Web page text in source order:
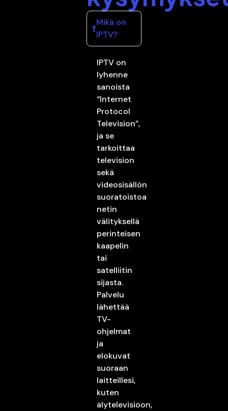
Mikä on
IPTV?
IPTV on
lyhenne
sanoista
“Internet
Protocol
Television”,
ja se
tarkoittaa
television
sekä
videosisällön
suoratoistoa
netin
välityksellä
perinteisen
kaapelin
tai
satelliitin
sijasta.
Palvelu
lähettää
TV-
ohjelmat
ja
elokuvat
suoraan
laitteillesi,
kuten
älytelevisioon,